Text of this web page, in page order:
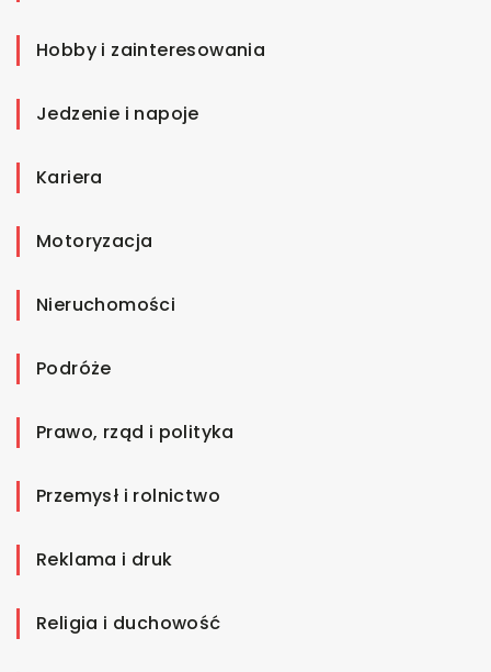
Hobby i zainteresowania
Jedzenie i napoje
Kariera
Motoryzacja
Nieruchomości
Podróże
Prawo, rząd i polityka
Przemysł i rolnictwo
Reklama i druk
Religia i duchowość